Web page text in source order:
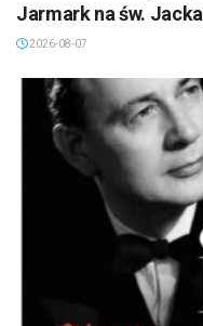
Jarmark na św. Jacka
2026-08-07